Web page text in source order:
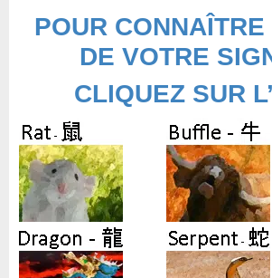
POUR
DE VOTRE
CLIQUEZ SUR